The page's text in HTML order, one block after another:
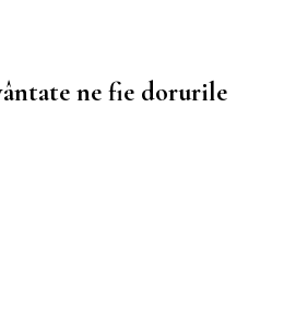
si un ghid de cumparare online
ne fie dorurile